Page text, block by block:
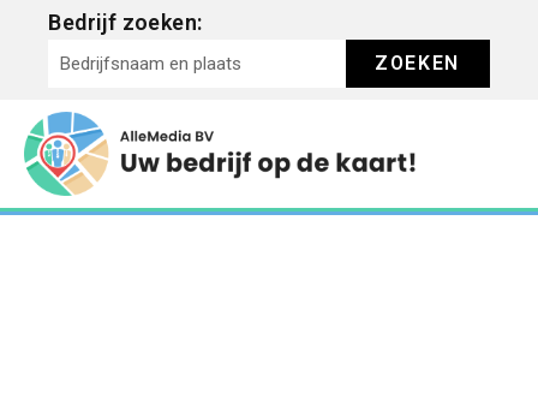
Bedrijf zoeken:
ZOEKEN